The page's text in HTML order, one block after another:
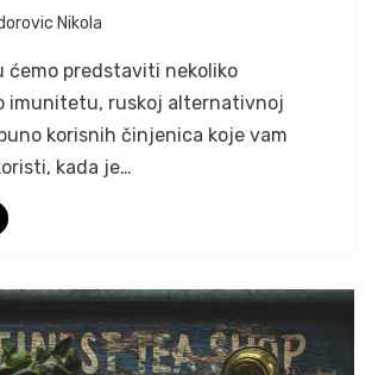
Nikola
o
imunitetu
ćemo predstaviti nekoliko
imunitetu, ruskoj alternativnoj
korisnih činjenica koje vam
kada je…